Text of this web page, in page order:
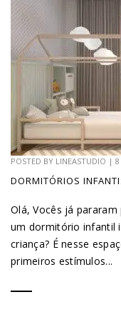
POSTED BY LINEASTUDIO |
DORMITÓRIOS
Olá, Vocês já
um dormitório infantil
criança? É nesse
primeiros estímulos...